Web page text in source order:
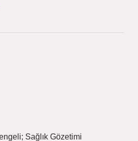
Sağlık Gözetimi